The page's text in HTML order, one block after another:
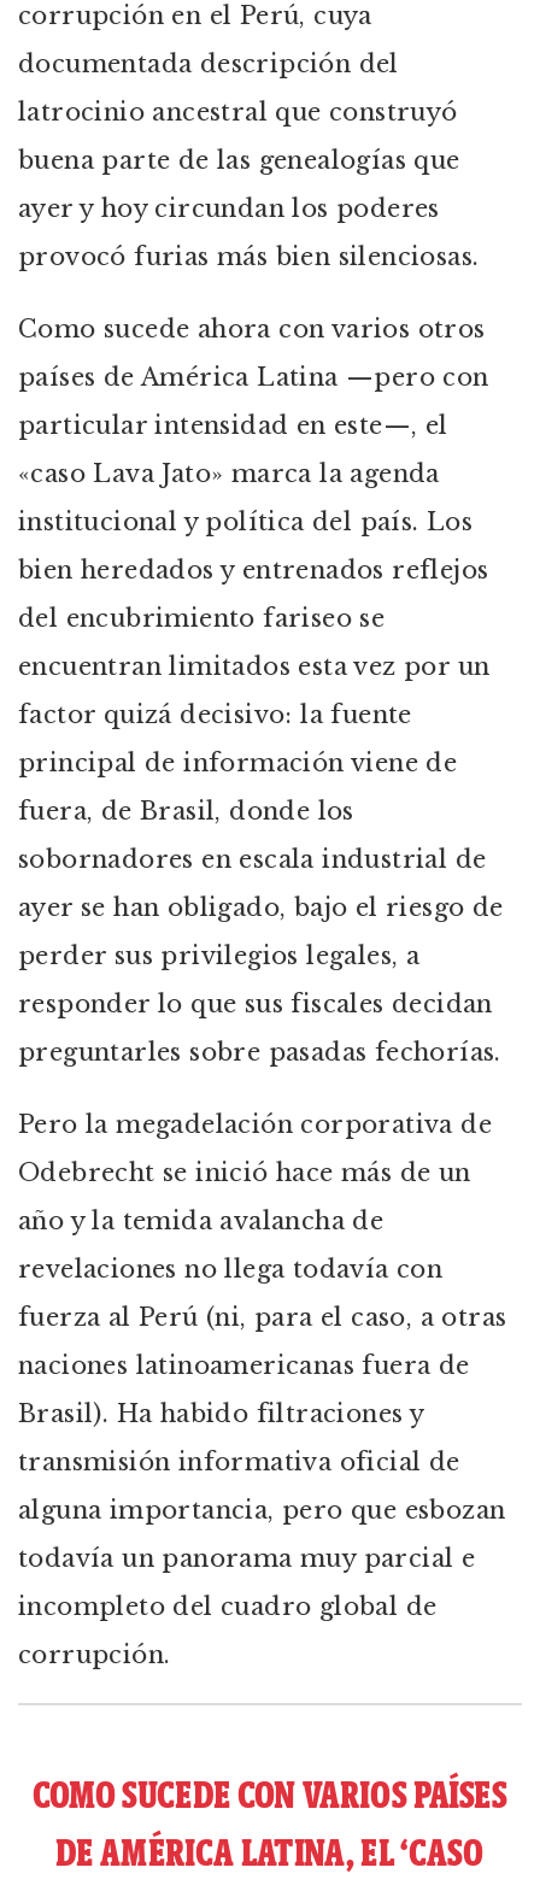
corrupción en el Perú, cuya
documentada descripción del
latrocinio ancestral que construyó
buena parte de las genealogías que
ayer y hoy circundan los poderes
provocó furias más bien silenciosas.
Como sucede ahora con varios otros
países de América Latina —pero con
particular intensidad en este—, el
«caso Lava Jato» marca la agenda
institucional y política del país. Los
bien heredados y entrenados reflejos
del encubrimiento fariseo se
encuentran limitados esta vez por un
factor quizá decisivo: la fuente
principal de información viene de
fuera, de Brasil, donde los
sobornadores en escala industrial de
ayer se han obligado, bajo el riesgo de
perder sus privilegios legales, a
responder lo que sus fiscales decidan
preguntarles sobre pasadas fechorías.
Pero la megadelación corporativa de
Odebrecht se inició hace más de un
año y la temida avalancha de
revelaciones no llega todavía con
fuerza al Perú (ni, para el caso, a otras
naciones latinoamericanas fuera de
Brasil). Ha habido filtraciones y
transmisión informativa oficial de
alguna importancia, pero que esbozan
todavía un panorama muy parcial e
incompleto del cuadro global de
corrupción.
COMO SUCEDE CON VARIOS PAÍSES
DE AMÉRICA LATINA, EL ‘CASO